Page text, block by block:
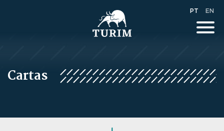
PT EN
Cartas